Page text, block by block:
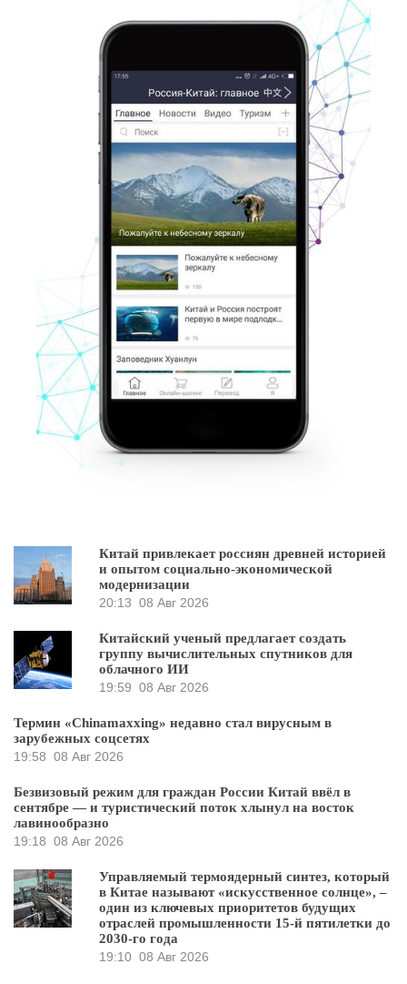
Китай привлекает россиян древней историей
и опытом социально-экономической
модернизации
20:13 08 Авг 2026
Китайский ученый предлагает создать
группу вычислительных спутников для
облачного ИИ
19:59 08 Авг 2026
Термин «Chinamaxxing» недавно стал вирусным в
зарубежных соцсетях
19:58 08 Авг 2026
Безвизовый режим для граждан России Китай ввёл в
сентябре — и туристический поток хлынул на восток
лавинообразно
19:18 08 Авг 2026
Управляемый термоядерный синтез, который
в Китае называют «искусственное солнце», –
один из ключевых приоритетов будущих
отраслей промышленности 15-й пятилетки до
2030-го года
19:10 08 Авг 2026